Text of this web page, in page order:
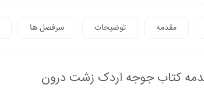
مقدمه توضیحات سرفصل ها
کتاب جوجه اردک زشت درون